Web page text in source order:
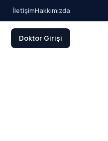
İletişimHakkımızda
Doktor Girişi